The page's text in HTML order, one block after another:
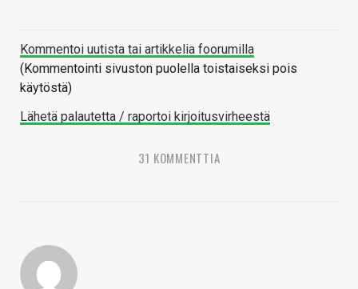
Kommentoi uutista tai artikkelia foorumilla
(Kommentointi sivuston puolella toistaiseksi pois
käytöstä)
Lähetä palautetta / raportoi kirjoitusvirheestä
31 KOMMENTTIA